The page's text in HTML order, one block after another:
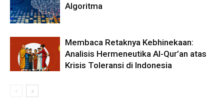
Algoritma
Membaca Retaknya Kebhinekaan:
Analisis Hermeneutika Al-Qur’an atas
Krisis Toleransi di Indonesia